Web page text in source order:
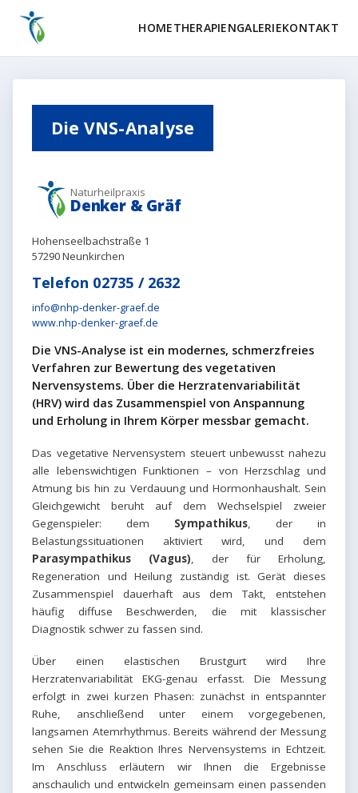
HOMETHERAPIENGALERIEKONTAKT
Die VNS-Analyse
Naturheilpraxis
Denker & Gräf
Hohenseelbachstraße 1
57290 Neunkirchen
Telefon 02735 / 2632
info@nhp-denker-graef.de
www.nhp-denker-graef.de
Die VNS-Analyse ist ein modernes, schmerzfreies
Verfahren zur Bewertung des vegetativen
Nervensystems. Über die Herzratenvariabilität
(HRV) wird das Zusammenspiel von Anspannung
und Erholung in Ihrem Körper messbar gemacht.
Das vegetative Nervensystem steuert unbewusst nahezu
alle lebenswichtigen Funktionen – von Herzschlag und
Atmung bis hin zu Verdauung und Hormonhaushalt. Sein
Gleichgewicht beruht auf dem Wechselspiel zweier
Gegenspieler: dem Sympathikus, der in
Belastungssituationen aktiviert wird, und dem
Parasympathikus (Vagus), der für Erholung,
Regeneration und Heilung zuständig ist. Gerät dieses
Zusammenspiel dauerhaft aus dem Takt, entstehen
häufig diffuse Beschwerden, die mit klassischer
Diagnostik schwer zu fassen sind.
Über einen elastischen Brustgurt wird Ihre
Herzratenvariabilität EKG-genau erfasst. Die Messung
erfolgt in zwei kurzen Phasen: zunächst in entspannter
Ruhe, anschließend unter einem vorgegebenen,
langsamen Atemrhythmus. Bereits während der Messung
sehen Sie die Reaktion Ihres Nervensystems in Echtzeit.
Im Anschluss erläutern wir Ihnen die Ergebnisse
anschaulich und entwickeln gemeinsam einen passenden